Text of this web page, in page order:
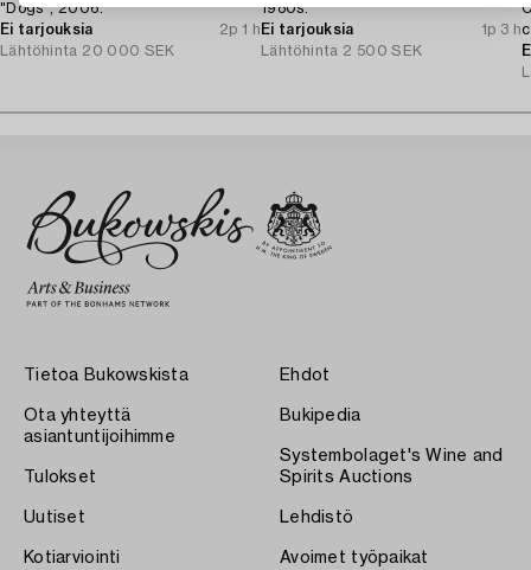
"Dogs", 2006.
Ei tarjouksia
2p 1 h
Lähtöhinta 20 000 SEK
1980s.
Ei tarjouksia
1p 3 h
Lähtöhinta 2 500 SEK
Tietoa Bukowskista
Ota yhteyttä
asiantuntijoihimme
Tulokset
Uutiset
Kotiarviointi
Ehdot
Bukipedia
Systembolaget's Wine and
Spirits Auctions
Lehdistö
Avoimet työpaikat